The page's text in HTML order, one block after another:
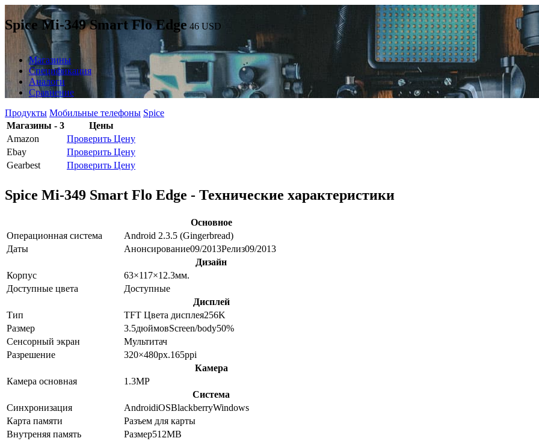
Spice Mi-349 Smart Flo Edge 46 USD
Магазины
Спецификация
Аналоги
Сравнение
Продукты Мобильные телефоны Spice
Магазины - 3
Цены
Amazon
Проверить Цену
Ebay
Проверить Цену
Gearbest
Проверить Цену
Spice Mi-349 Smart Flo Edge - Технические характеристики
Основное
Операционная система
Android 2.3.5 (Gingerbread)
Даты
Анонсирование09/2013Релиз09/2013
Дизайн
Корпус
63×117×12.3мм.
Доступные цвета
Доступные
Дисплей
Тип
TFT Цвета дисплея256K
Размер
3.5дюймовScreen/body50%
Сенсорный экран
Мультитач
Разрешение
320×480px.165ppi
Камера
Камера основная
1.3MP
Система
Синхронизация
AndroidiOSBlackberryWindows
Карта памяти
Разъем для карты
Внутреняя память
Размер512MB